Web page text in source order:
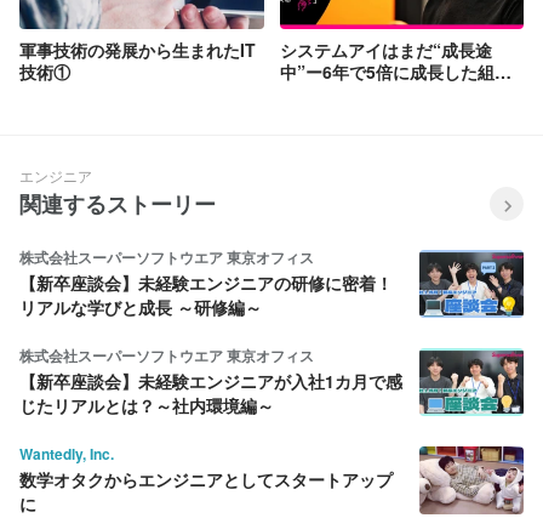
軍事技術の発展から生まれたIT
技術①
システムアイはまだ“成長途
中”ー6年で5倍に成長した組織
エンジニア
関連するストーリー
株式会社スーパーソフトウエア 東京オフィス
【新卒座談会】未経験エンジニアの研修に密着！
リアルな学びと成長 ～研修編～
株式会社スーパーソフトウエア 東京オフィス
【新卒座談会】未経験エンジニアが入社1カ月で感
じたリアルとは？～社内環境編～
Wantedly, Inc.
数学オタクからエンジニアとしてスタートアップ
に